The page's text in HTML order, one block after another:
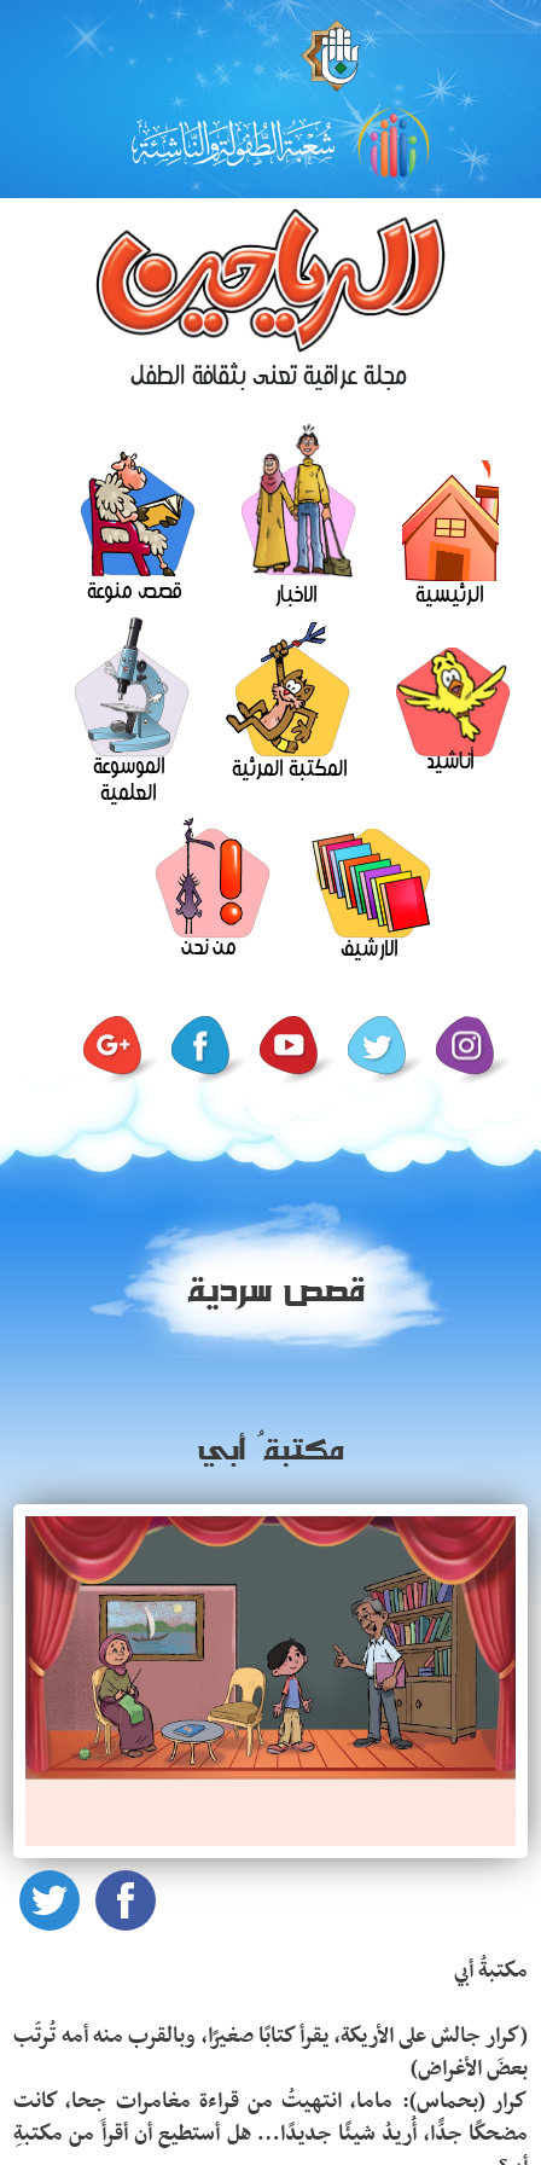
مجلة عراقية تعنى بثقافة الطفل
الرئيسية الاخبار قصص منوعة
أناشيد المكتبة المرئية الموسوعة
العلمية
الارشيف من نحن
قصص سردية
مكتبةُ أبي
(كرار جالسٌ على الأريكة، يقرأ كتابًا صغيرًا، وبالقرب منه أمه تُرتّب
كرار (بحماس): ماما، انتهيتُ من قراءة مغامرات جحا، كانت
مضحكًا جدًّا، أُريدُ شيئًا جديدًا… هل أستطيع أن أقرأَ من مكتبةِ